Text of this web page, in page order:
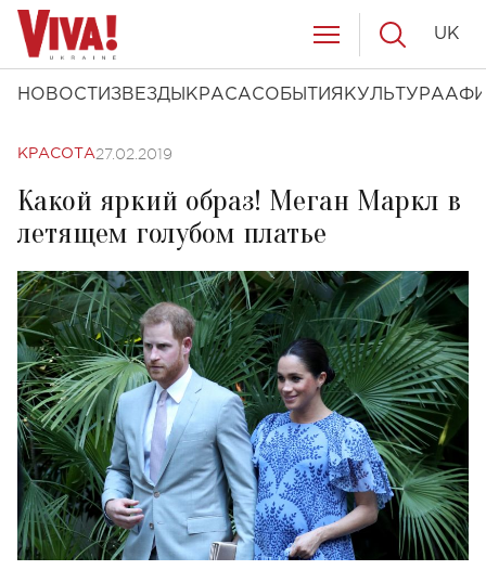
НОВОСТИ ЗВЕЗДЫ КРАСАСОБЫТИЯ КУЛЬТУРА
UK
КРАСОТА27.02.2019
Какой яркий образ! Меган Маркл в
летящем голубом платье